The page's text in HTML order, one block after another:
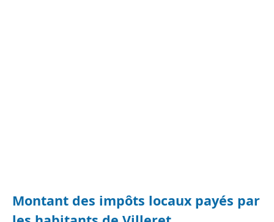
Montant des impôts locaux payés par